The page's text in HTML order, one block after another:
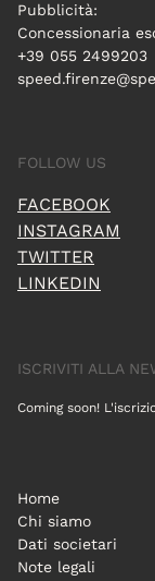
Pubblicità:
Concessionaria
+39 055 2499203
FOLLOW US
FACEBOOK
INSTAGRAM
TWITTER
LINKEDIN
ISCRIVITI ALLA
Coming soon!
Home
Chi siamo
Dati societari
Note legali